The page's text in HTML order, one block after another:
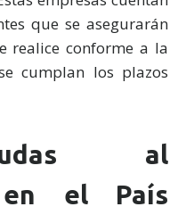
que se asegurarán
realice conforme a la
cumplan los plazos
al
en el País